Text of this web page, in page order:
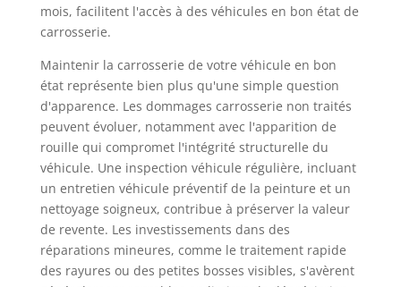
mois, facilitent l'accès à des véhicules en bon état de
carrosserie.
Maintenir la carrosserie de votre véhicule en bon
état représente bien plus qu'une simple question
d'apparence. Les dommages carrosserie non traités
peuvent évoluer, notamment avec l'apparition de
rouille qui compromet l'intégrité structurelle du
véhicule. Une inspection véhicule régulière, incluant
un entretien véhicule préventif de la peinture et un
nettoyage soigneux, contribue à préserver la valeur
de revente. Les investissements dans des
réparations mineures, comme le traitement rapide
des rayures ou des petites bosses visibles, s'avèrent